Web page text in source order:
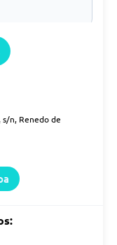
n, Renedo de